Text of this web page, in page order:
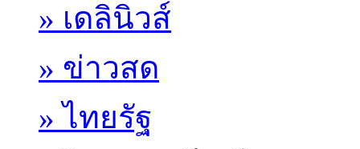
» เดลินิวส์
» ข่าวสด
» ไทยรัฐ